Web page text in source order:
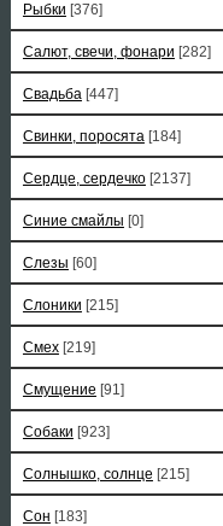
Рыбки [376]
Салют, свечи, фонари [282]
Свадьба [447]
Свинки, поросята [184]
Сердце, сердечко [2137]
Синие смайлы [0]
Слезы [60]
Слоники [215]
Смех [219]
Смущение [91]
Собаки [923]
Солнышко, солнце [215]
Сон [183]